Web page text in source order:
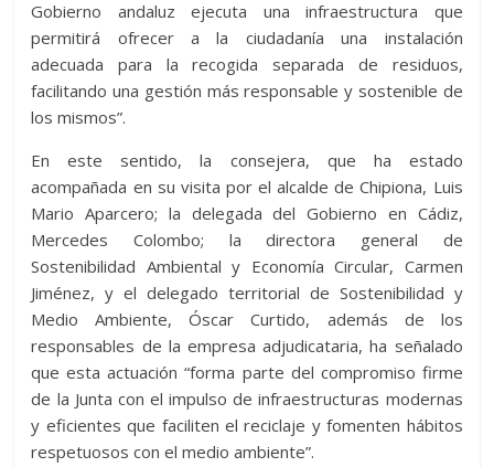
Gobierno andaluz ejecuta una infraestructura que
permitirá ofrecer a la ciudadanía una instalación
adecuada para la recogida separada de residuos,
facilitando una gestión más responsable y sostenible de
los mismos”.
En este sentido, la consejera, que ha estado
acompañada en su visita por el alcalde de Chipiona, Luis
Mario Aparcero; la delegada del Gobierno en Cádiz,
Mercedes Colombo; la directora general de
Sostenibilidad Ambiental y Economía Circular, Carmen
Jiménez, y el delegado territorial de Sostenibilidad y
Medio Ambiente, Óscar Curtido, además de los
responsables de la empresa adjudicataria, ha señalado
que esta actuación “forma parte del compromiso firme
de la Junta con el impulso de infraestructuras modernas
y eficientes que faciliten el reciclaje y fomenten hábitos
respetuosos con el medio ambiente”.